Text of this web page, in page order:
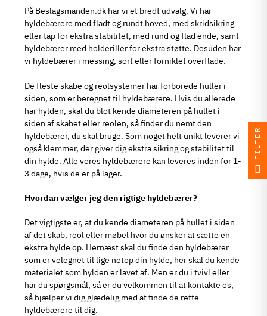
På Beslagsmanden.dk har vi et bredt udvalg. Vi har
hyldebærere med fladt og rundt hoved, med skridsikring
eller tap for ekstra stabilitet, med rund og flad ende, samt
hyldebærer med holderiller for ekstra støtte. Desuden har
vi hyldebærer i messing, sort eller forniklet overflade.
De fleste skabe og reolsystemer har forborede huller i
siden, som er beregnet til hyldebærere. Hvis du allerede
har hylden, skal du blot kende diameteren på hullet i
siden af skabet eller reolen, så finder du nemt den
hyldebærer, du skal bruge. Som noget helt unikt leverer vi
også klemmer, der giver dig ekstra sikring og stabilitet til
din hylde. Alle vores hyldebærere kan leveres inden for 1-
3 dage, hvis de er på lager.
Hvordan vælger jeg den rigtige hyldebærer?
Det vigtigste er, at du kende diameteren på hullet i siden
af det skab, reol eller møbel hvor du ønsker at sætte en
ekstra hylde op. Hernæst skal du finde den hyldebærer
som er velegnet til lige netop din hylde, her skal du kende
materialet som hylden er lavet af. Men er du i tvivl eller
har du spørgsmål, så er du velkommen til at kontakte os,
så hjælper vi dig glædelig med at finde de rette
hyldebærere til dig.
FILTER